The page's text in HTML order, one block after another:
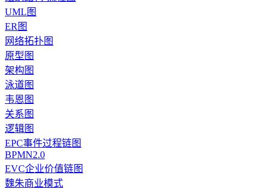
UML图
ER图
网络拓扑图
原型图
架构图
泳道图
韦恩图
关系图
逻辑图
EPC事件过程链图
BPMN2.0
EVC企业价值链图
魏朱商业模式